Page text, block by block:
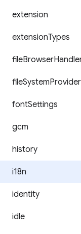
extension
extensionTypes
fileBrowser
fileSystemProvider
fontSettings
gcm
history
i18n
identity
idle